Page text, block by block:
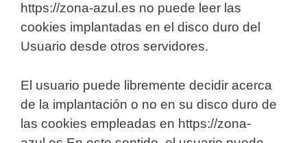
https://zona-azul.es no puede leer las
cookies implantadas en el disco duro del
Usuario desde otros servidores.
El usuario puede libremente decidir acerca
de la implantación o no en su disco duro de
las cookies empleadas en https://zona-